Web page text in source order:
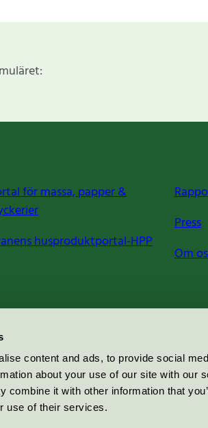
content and ads, to provide social
about your use of our site with our
combine it with other information that
use of their services.
för massa, papper &
husproduktportal-HPP
Press
Om